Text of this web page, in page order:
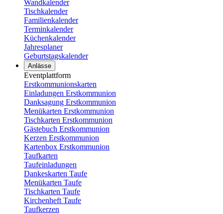
Wandkalender
Tischkalender
Familienkalender
Terminkalender
Küchenkalender
Jahresplaner
Geburtstagskalender
Anlässe
Eventplattform
Erstkommunionskarten
Einladungen Erstkommunion
Danksagung Erstkommunion
Menükarten Erstkommunion
Tischkarten Erstkommunion
Gästebuch Erstkommunion
Kerzen Erstkommunion
Kartenbox Erstkommunion
Taufkarten
Taufeinladungen
Dankeskarten Taufe
Menükarten Taufe
Tischkarten Taufe
Kirchenheft Taufe
Taufkerzen